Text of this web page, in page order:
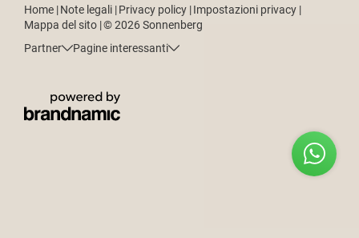
Home |Note legali |Privacy policy |Impostazioni privacy |
Mappa del sito |© 2026 Sonnenberg
Partner
Pagine interessanti